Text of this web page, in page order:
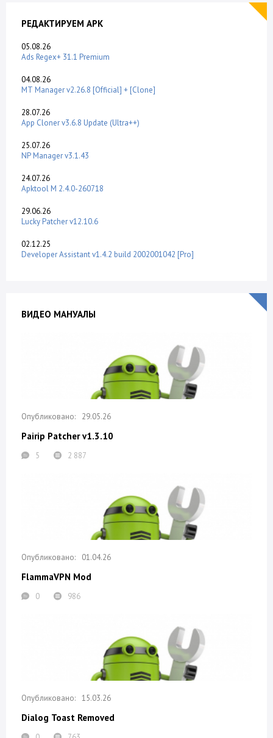
РЕДАКТИРУЕМ APK
05.08.26
Ads Regex+ 31.1 Premium
04.08.26
MT Manager v2.26.8 [Official] + [Clone]
28.07.26
App Cloner v3.6.8 Update (Ultra++)
25.07.26
NP Manager v3.1.43
24.07.26
Apktool M 2.4.0-260718
29.06.26
Lucky Patcher v12.10.6
02.12.25
Developer Assistant v1.4.2 build 2002001042 [Pro]
ВИДЕО МАНУАЛЫ
29.05.26
Pairip Patcher v1.3.10
5 2 887
01.04.26
FlammaVPN Mod
0 986
15.03.26
Dialog Toast Removed